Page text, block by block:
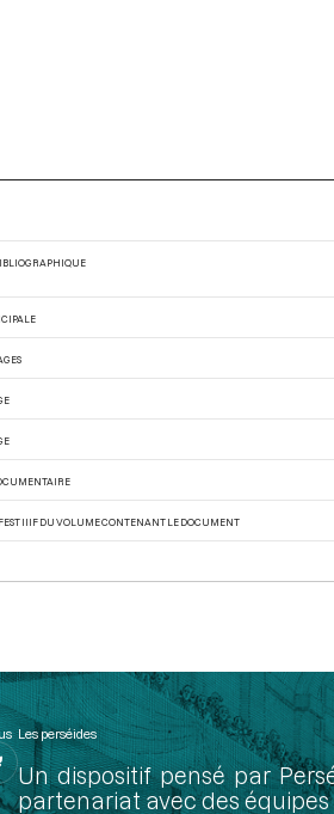
IIIF DU VOLUME CONTENANT LE DOCUMENT
Les perséides
Un dispositif pensé par
partenariat avec des